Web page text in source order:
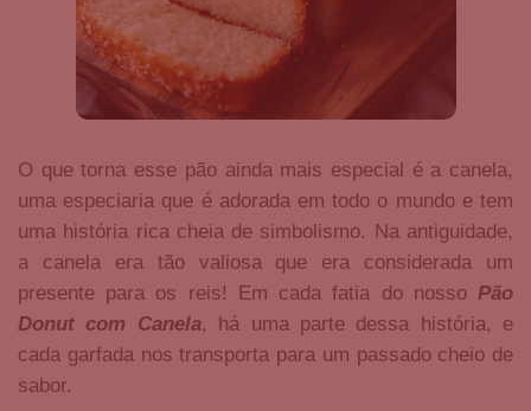
O que torna esse pão ainda mais especial é a canela,
uma especiaria que é adorada em todo o mundo e tem
uma história rica cheia de simbolismo. Na antiguidade,
a canela era tão valiosa que era considerada um
presente para os reis! Em cada fatia do nossoPão
Donut com Canela, há uma parte dessa história, e
cada garfada nos transporta para um passado cheio de
sabor.